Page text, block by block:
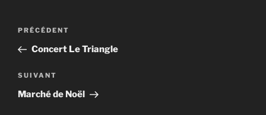
Navigation
l’article
Article
précédent
PRÉCÉDENT
Concert Le Triangle
Article
suivant
SUIVANT
Marché de Noël